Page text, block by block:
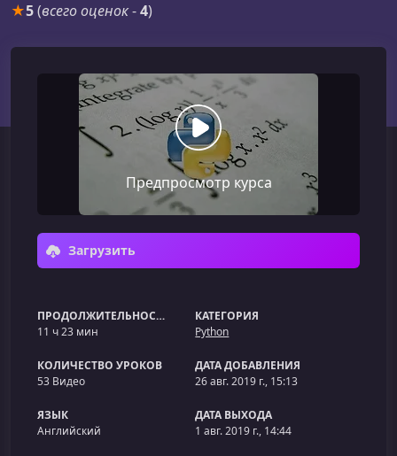
★5(всего оценок-4)
Предпросмотр курса
Загрузить
ПРОДОЛЖИТЕЛЬНОСТЬ
11 ч 23 мин
КАТЕГОРИЯ
Python
КОЛИЧЕСТВО УРОКОВ
53 Видео
ДАТА ДОБАВЛЕНИЯ
26 авг. 2019 г., 15:13
ЯЗЫК
Английский
ДАТА ВЫХОДА
1 авг. 2019 г., 14:44